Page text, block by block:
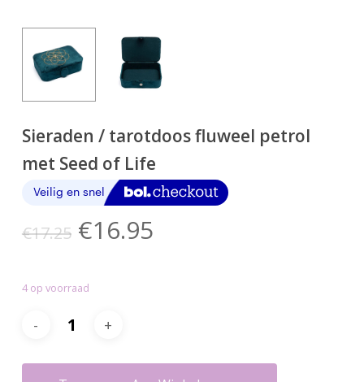
Sieraden / tarotdoos fluweel petrol
met Seed of Life
€17.25 Oorspronkelijke
was:
€17.25.
€16.95Huidige
4 op voorraad